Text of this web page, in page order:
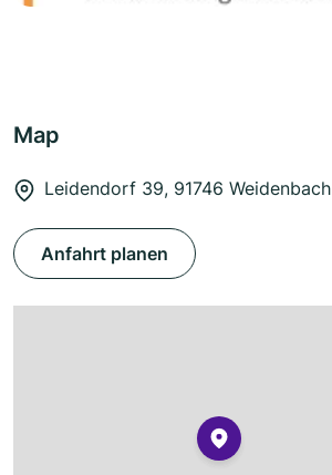
Map
Leidendorf 39, 91746 Weidenbach
Anfahrt planen